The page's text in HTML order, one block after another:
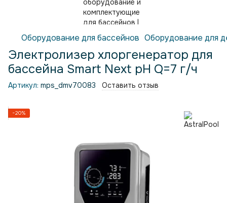
Оборудование для бассейнов Оборудование для
Электролизер хлоргенератор для
бассейна Smart Next рН Q=7 г/ч
Артикул: mps_dmv70083 Оставить отзыв
−20%